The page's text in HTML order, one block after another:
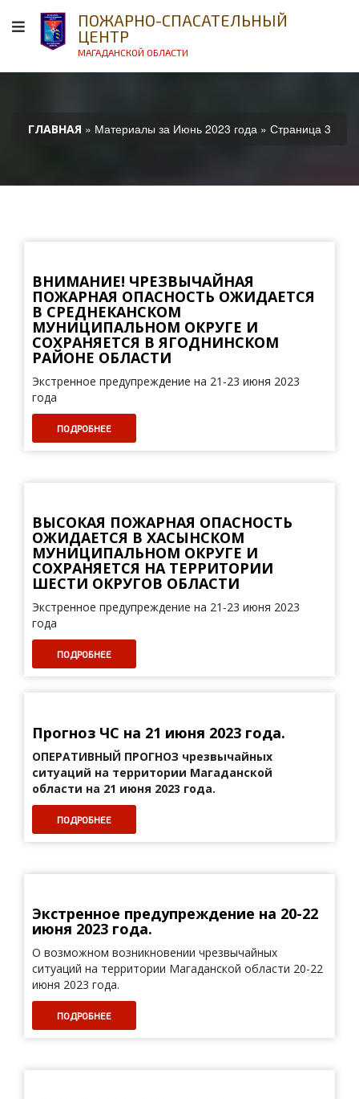
ПОЖАРНО-СПАСАТЕЛЬНЫЙ
ЦЕНТР
МАГАДАНСКОЙ ОБЛАСТИ
ГЛАВНАЯ » Материалы за Июнь 2023 года » Страница 3
ВНИМАНИЕ! ЧРЕЗВЫЧАЙНАЯ
ПОЖАРНАЯ ОПАСНОСТЬ ОЖИДАЕТСЯ
В СРЕДНЕКАНСКОМ
МУНИЦИПАЛЬНОМ ОКРУГЕ И
СОХРАНЯЕТСЯ В ЯГОДНИНСКОМ
РАЙОНЕ ОБЛАСТИ
Экстренное предупреждение на 21-23 июня 2023
года
ПОДРОБНЕЕ
ВЫСОКАЯ ПОЖАРНАЯ ОПАСНОСТЬ
ОЖИДАЕТСЯ В ХАСЫНСКОМ
МУНИЦИПАЛЬНОМ ОКРУГЕ И
СОХРАНЯЕТСЯ НА ТЕРРИТОРИИ
ШЕСТИ ОКРУГОВ ОБЛАСТИ
Экстренное предупреждение на 21-23 июня 2023
года
ПОДРОБНЕЕ
Прогноз ЧС на 21 июня 2023 года.
ОПЕРАТИВНЫЙ ПРОГНОЗ чрезвычайных
ситуаций на территории Магаданской
области на 21 июня 2023 года.
ПОДРОБНЕЕ
Экстренное предупреждение на 20-22
июня 2023 года.
О возможном возникновении чрезвычайных
ситуаций на территории Магаданской области 20-22
июня 2023 года.
ПОДРОБНЕЕ